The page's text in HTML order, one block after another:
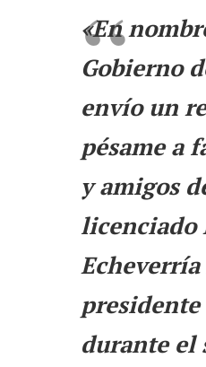
«En
Gobierno
envío un
pésame a
y amigos
licenciado
durante el